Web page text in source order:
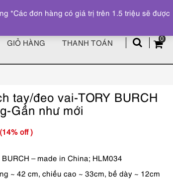
z
0
GIỎ HÀNG THANH TOÁN
tay/đeo vai-TORY BURCH
Gần như mới
(14% off )
BURCH – made in China; HLM034
~ 42 cm, chiều cao ~ 33cm, bề dày ~ 12cm
*Các đơn hàng có giá trị trên 1.5 triệu sẽ được